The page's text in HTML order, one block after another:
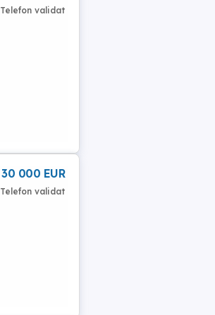
Telefon validat
30 000 EUR
Telefon validat